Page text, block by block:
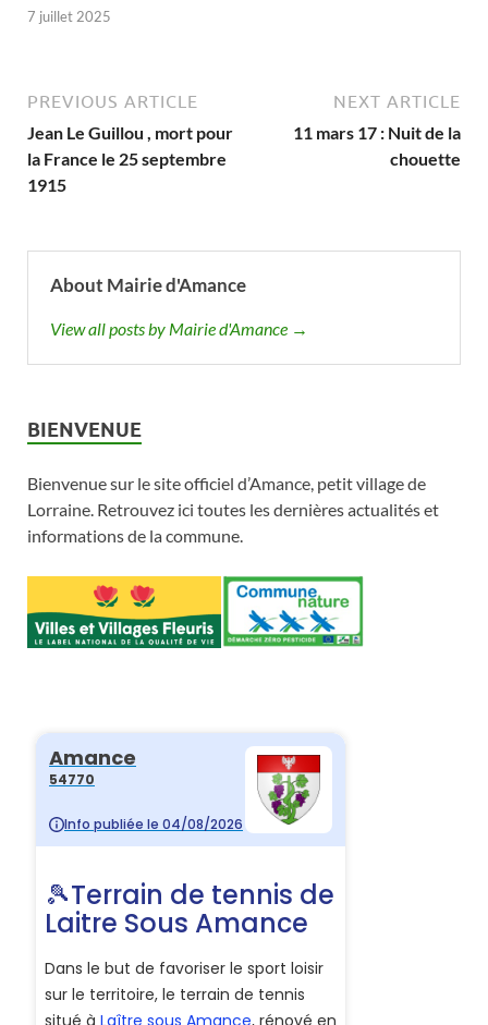
7 juillet 2025
PREVIOUS ARTICLE
Jean Le Guillou , mort pour
la France le 25 septembre
1915
NEXT ARTICLE
11 mars 17 : Nuit de la
chouette
About Mairie d'Amance
View all posts by Mairie d'Amance →
BIENVENUE
Bienvenue sur le site officiel d’Amance, petit village de
Lorraine. Retrouvez ici toutes les dernières actualités et
informations de la commune.